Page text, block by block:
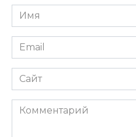
Имя
*
Email
*
Сайт
Комментарий